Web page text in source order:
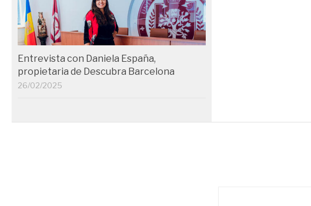
Entrevista con Daniela España,
propietaria de Descubra Barcelona
26/02/2025